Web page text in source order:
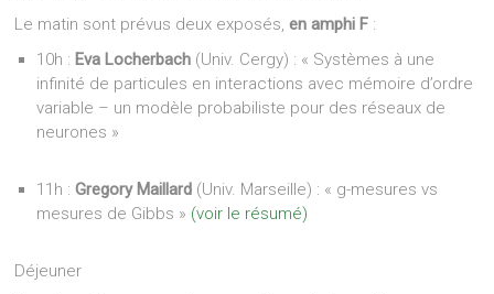
Le matin sont prévus deux exposés,en amphi F :
10h : Eva Locherbach (Univ. Cergy) : « Systèmes à une
infinité de particules en interactions avec mémoire d’ordre
variable – un modèle probabiliste pour des réseaux de
neurones »
11h :Gregory Maillard (Univ. Marseille) : « g-mesures vs
mesures de Gibbs » (voir le résumé)
Déjeuner